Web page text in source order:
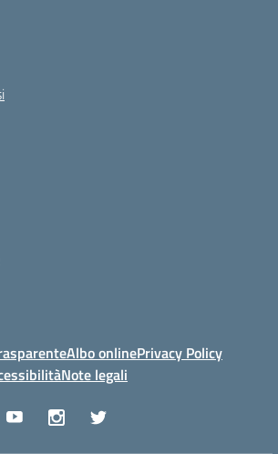
Albo onlinePrivacy Policy
Note legali